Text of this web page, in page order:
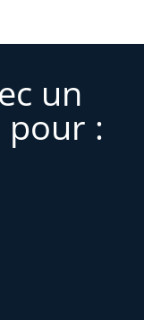
un
: